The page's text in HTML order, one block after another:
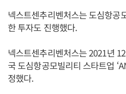
넥스트센추리벤처스는 도심항공
한 투자도 진행했다.
넥스트센추리벤처스는 2021년
국 도심항공모빌리티 스타트업
정했다.